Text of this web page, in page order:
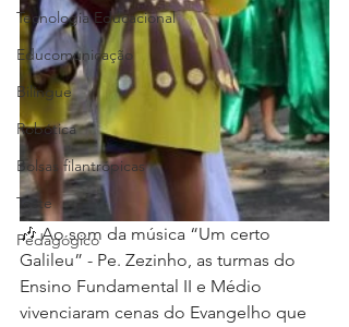
Tecnologia Educacional
Educomunicação
Bilíngue
Robótica
Bolsas filantrópicas
Teste
Pedagógico
🎶 Ao som da música “Um certo
Galileu” - Pe. Zezinho, as turmas do
Ensino Fundamental II e Médio
vivenciaram cenas do Evangelho que